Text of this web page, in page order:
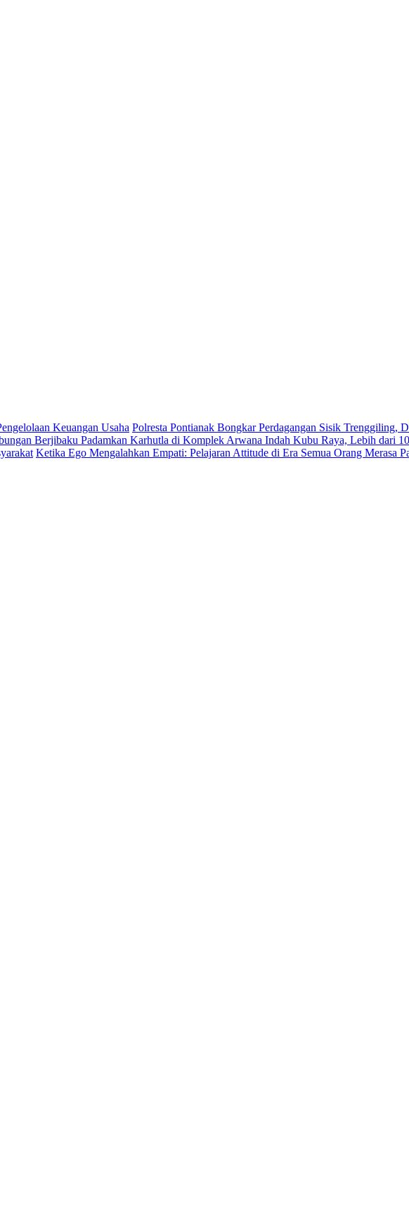
Keuangan Usaha Polresta Pontianak Bongkar Perdagangan Sisik Trenggiling,
Berjibaku Padamkan Karhutla di Komplek Arwana Indah Kubu Raya, Lebih dari
Ketika Ego Mengalahkan Empati: Pelajaran Attitude di Era Semua Orang Merasa